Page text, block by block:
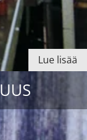
Lue lisää